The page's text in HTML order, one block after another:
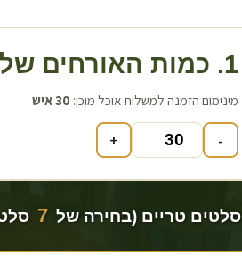
1. כמות האורחים שלכם
מינימום הזמנה למשלוח אוכל מוכן: 30איש
-
+
סלטים טריים (בחירה של 7